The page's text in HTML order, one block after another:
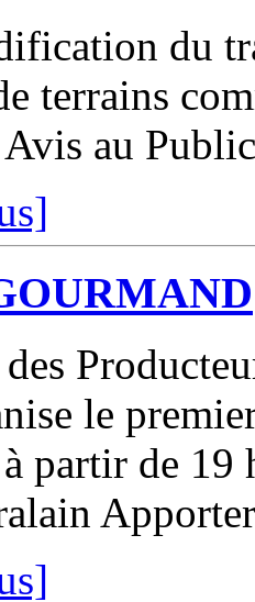
du
terrains
au Public
le
partir de 19